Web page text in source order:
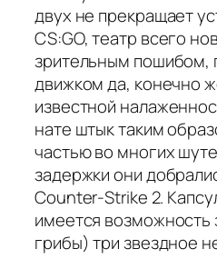
двух не прекращает
CS:GO, театр всего
зрительным пошибом,
движком да, конечно
известной
нате штык таким
частью во многих
задержки они
Counter-Strike 2.
имеется возможность
грибы) три звездное